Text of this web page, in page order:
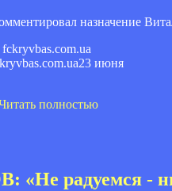
назначение
23 июня
полностью
радуемся -